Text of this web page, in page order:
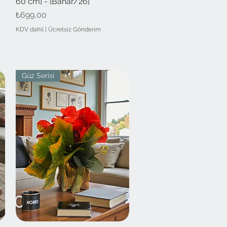
Fiyat
₺699,00
KDV dahil| Ücretsiz Gönderim
Güz Serisi